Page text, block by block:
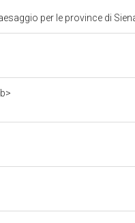
per le province di